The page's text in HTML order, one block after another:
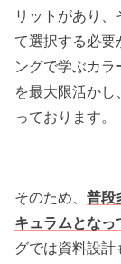
リットがあり
て選択する必要
ングで学ぶカラ
を最大限活かし
っております。
そのため、普段
キュラムとなっ
グでは資料設計